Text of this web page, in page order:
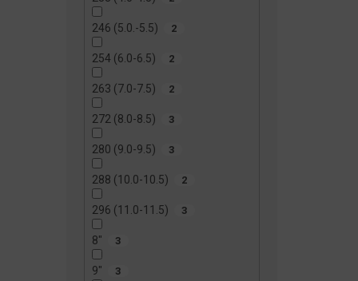
246 (5.0.-5.5) 2
254 (6.0-6.5) 2
263 (7.0-7.5) 2
272 (8.0-8.5) 3
280 (9.0-9.5) 3
288 (10.0-10.5) 2
296 (11.0-11.5) 3
8" 3
9" 3